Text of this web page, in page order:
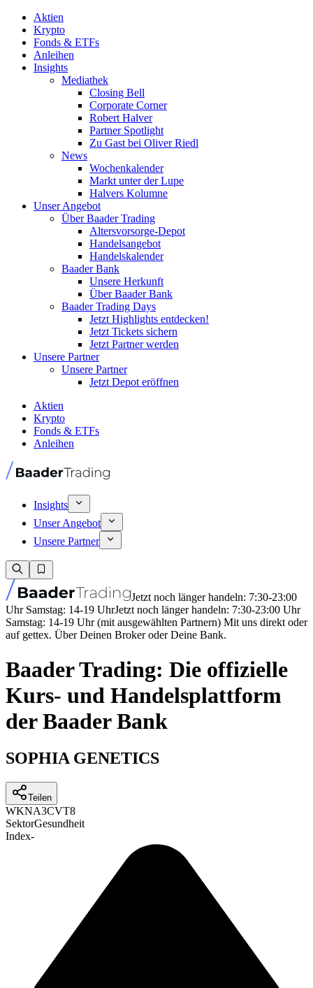
Aktien
Krypto
Fonds & ETFs
Anleihen
Insights
Mediathek
Closing Bell
Corporate Corner
Robert Halver
Partner Spotlight
Zu Gast bei Oliver Riedl
News
Wochenkalender
Markt unter der Lupe
Halvers Kolumne
Unser Angebot
Über Baader Trading
Altersvorsorge-Depot
Handelsangebot
Handelskalender
Baader Bank
Unsere Herkunft
Über Baader Bank
Baader Trading Days
Jetzt Highlights entdecken!
Jetzt Tickets sichern
Jetzt Partner werden
Unsere Partner
Unsere Partner
Jetzt Depot eröffnen
Aktien
Krypto
Fonds & ETFs
Anleihen
Insights
Unser Angebot
Unsere Partner
Jetzt noch länger handeln: 7:30-23:00
Uhr Samstag: 14-19 UhrJetzt noch länger handeln: 7:30-23:00 Uhr
Samstag: 14-19 Uhr (mit ausgewählten Partnern) Mit uns direkt oder
auf gettex. Über Deinen Broker oder Deine Bank.
Baader Trading: Die offizielle
Kurs- und Handelsplattform
der Baader Bank
SOPHIA GENETICS
Teilen
WKNA3CVT8
SektorGesundheit
Index-